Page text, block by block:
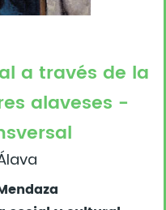
a través de la
alaveses -